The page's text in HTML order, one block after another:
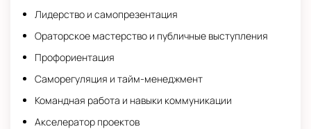
Лидерство и самопрезентация
Ораторское мастерство и публичные выступления
Профориентация
Саморегуляция и тайм-менеджмент
Командная работа и навыки коммуникации
Акселератор проектов